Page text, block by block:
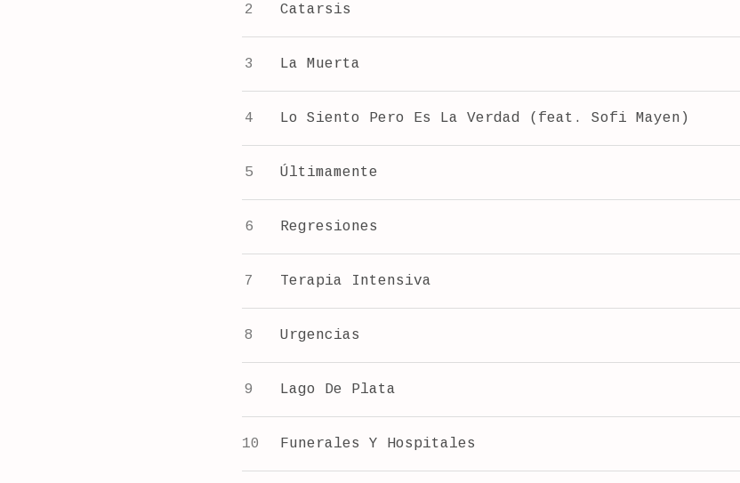
Catarsis
La Muerta
Lo Siento Pero Es La Verdad (feat. Sofi Mayen)
Últimamente
Regresiones
Terapia Intensiva
Urgencias
Lago De Plata
Funerales Y Hospitales